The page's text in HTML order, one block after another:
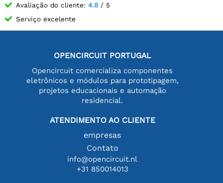
Avaliação do cliente: 4.8 / 5
Serviço excelente
OPENCIRCUIT PORTUGAL
Opencircuit comercializa componentes
eletrônicos e módulos para prototipagem,
projetos educacionais e automação
residencial.
ATENDIMENTO AO CLIENTE
empresas
Contato
info@opencircuit.nl
+31 850014013